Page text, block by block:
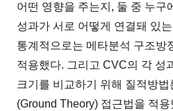
어떤 영향을 주는지, 둘 중 누구
성과가 서로 어떻게 연결돼 있
통계적으로는 메타분석 구조방
적용했다. 그리고 CVC의 각 성
크기를 비교하기 위해 질적방
(Ground Theory) 접근법을 적